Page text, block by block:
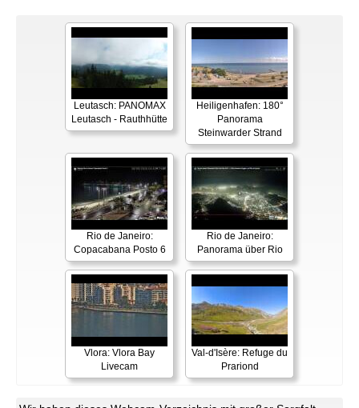
Leutasch: PANOMAX
Leutasch - Rauthhütte
Heiligenhafen: 180°
Panorama
Steinwarder Strand
Rio de Janeiro:
Copacabana Posto 6
Rio de Janeiro:
Panorama über Rio
Vlora: Vlora Bay
Livecam
Val-d'Isère: Refuge du
Prariond